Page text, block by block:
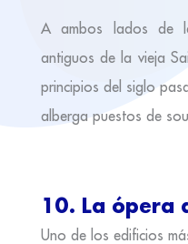
A ambos lados de
antiguos de la vieja
principios del siglo
alberga puestos de
10. La ópera
Uno de los edificios